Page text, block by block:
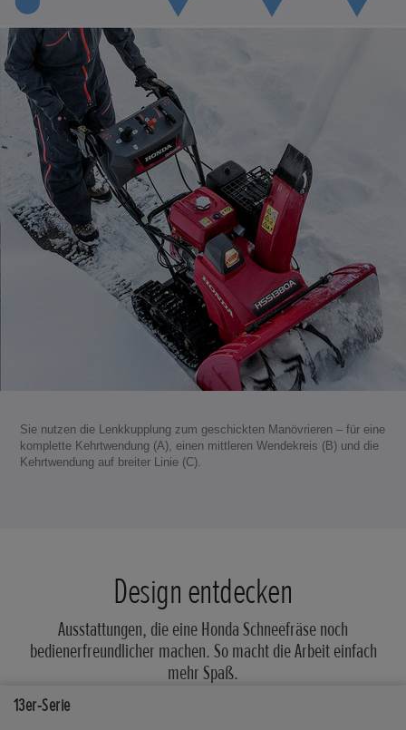
13er-Serie
Sie nutzen die Lenkkupplung zum geschickten Manövrieren – für eine
komplette Kehrtwendung (A), einen mittleren Wendekreis (B) und die
Kehrtwendung auf breiter Linie (C).
Design entdecken
Ausstattungen, die eine Honda Schneefräse noch
bedienerfreundlicher machen. So macht die Arbeit einfach
mehr Spaß.